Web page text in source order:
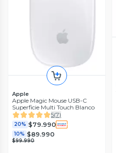
Apple
Apple Magic Mouse USB-C
Superficie Multi Touch Blanco
5(7)
20% $79.990
10% $89.990
$99.990